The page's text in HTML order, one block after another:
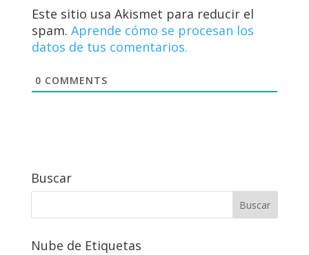
Este sitio usa Akismet para reducir el
spam. Aprende cómo se procesan los
datos de tus comentarios.
0 COMMENTS
Buscar
Nube de Etiquetas